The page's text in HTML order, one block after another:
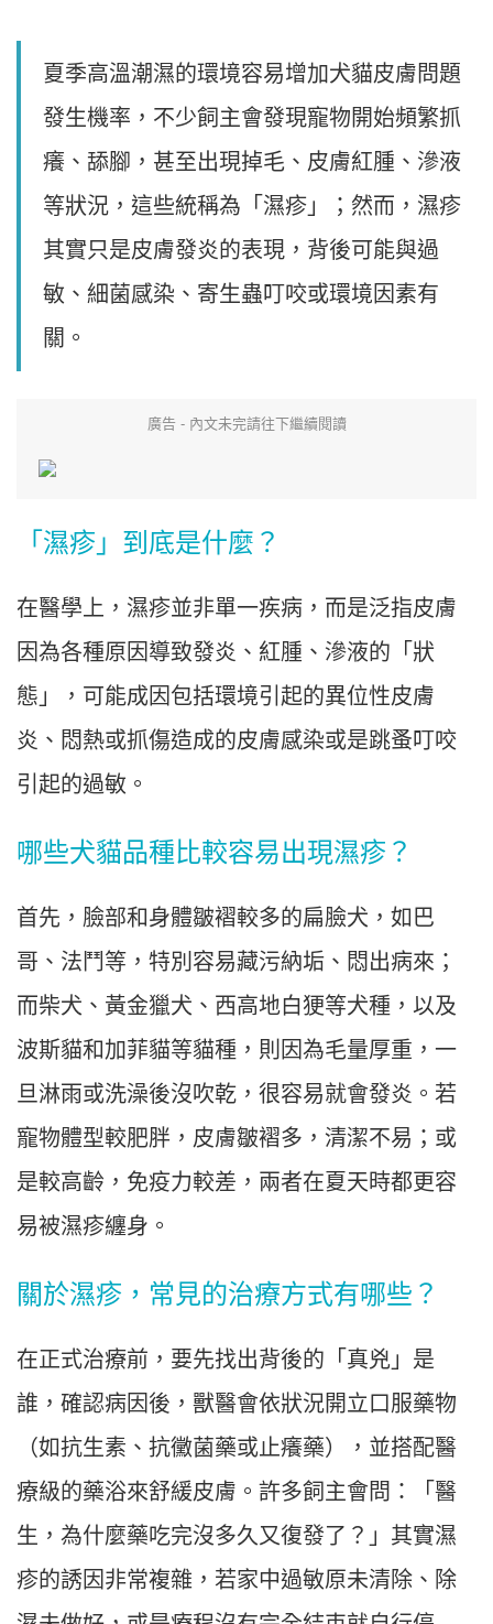
夏季高溫潮濕的環境容易增加犬貓皮膚問題
發生機率，不少飼主會發現寵物開始頻繁抓
癢、舔腳，甚至出現掉毛、皮膚紅腫、滲液
等狀況，這些統稱為「濕疹」；然而，濕疹
其實只是皮膚發炎的表現，背後可能與過
敏、細菌感染、寄生蟲叮咬或環境因素有
關。
廣告 - 內文未完請往下繼續閱讀
「濕疹」到底是什麼？
在醫學上，濕疹並非單一疾病，而是泛指皮膚
因為各種原因導致發炎、紅腫、滲液的「狀
態」，可能成因包括環境引起的異位性皮膚
炎、悶熱或抓傷造成的皮膚感染或是跳蚤叮咬
引起的過敏。
哪些犬貓品種比較容易出現濕疹？
首先，臉部和身體皺褶較多的扁臉犬，如巴
哥、法鬥等，特別容易藏污納垢、悶出病來；
而柴犬、黃金獵犬、西高地白㹴等犬種，以及
波斯貓和加菲貓等貓種，則因為毛量厚重，一
旦淋雨或洗澡後沒吹乾，很容易就會發炎。若
寵物體型較肥胖，皮膚皺褶多，清潔不易；或
是較高齡，免疫力較差，兩者在夏天時都更容
易被濕疹纏身。
關於濕疹，常見的治療方式有哪些？
在正式治療前，要先找出背後的「真兇」是
誰，確認病因後，獸醫會依狀況開立口服藥物
（如抗生素、抗黴菌藥或止癢藥），並搭配醫
療級的藥浴來舒緩皮膚。許多飼主會問：「醫
生，為什麼藥吃完沒多久又復發了？」其實濕
疹的誘因非常複雜，若家中過敏原未清除、除